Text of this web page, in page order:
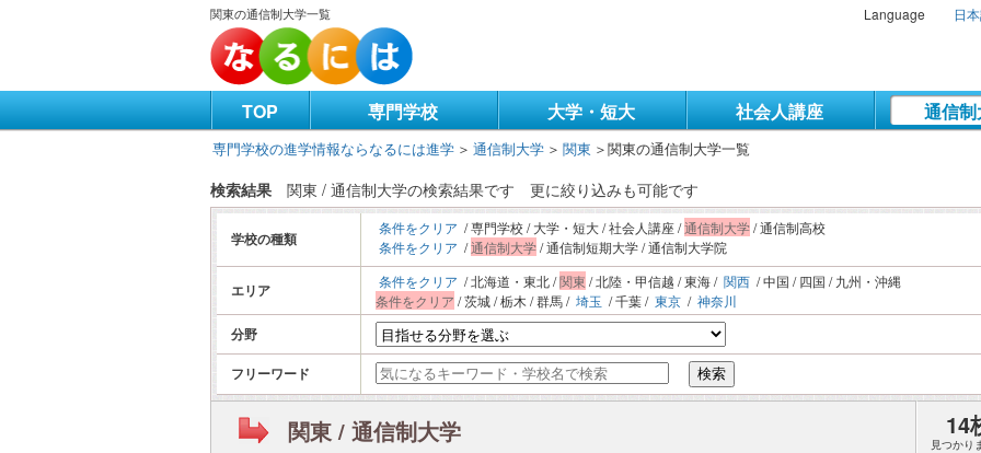
関東の通信制大学一覧 Language 日
TOP 専門学校 大学・短大 社会人講座 通信
専門学校の進学情報ならなるには進学 ＞ 通信制大学 ＞ 関東 ＞関東の通信制大学一覧
検索結果 関東 / 通信制大学の検索結果です 更に絞り込みも可能です
学校の種類
条件をクリア / 専門学校 / 大学・短大 / 社会人講座 /通信制大学/ 通信制高校
条件をクリア /通信制大学/ 通信制短期大学 / 通信制大学院
エリア 条件をクリア / 北海道・東北 /関東 / 北陸・甲信越 / 東海 / 関西 / 中国 / 四国 / 九州・沖縄
条件をクリア / 茨城 / 栃木 / 群馬 / 埼玉 / 千葉 / 東京 / 神奈川
分野
フリーワード
検索
関東 / 通信制大学 14
見つかり